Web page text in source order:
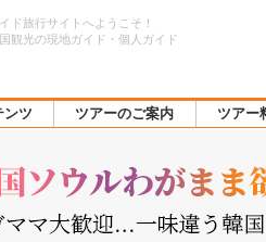
ド旅行サイトへようこそ！
観光の現地ガイド・個人ガイド
ンツ ツアーのご案内 ツアー